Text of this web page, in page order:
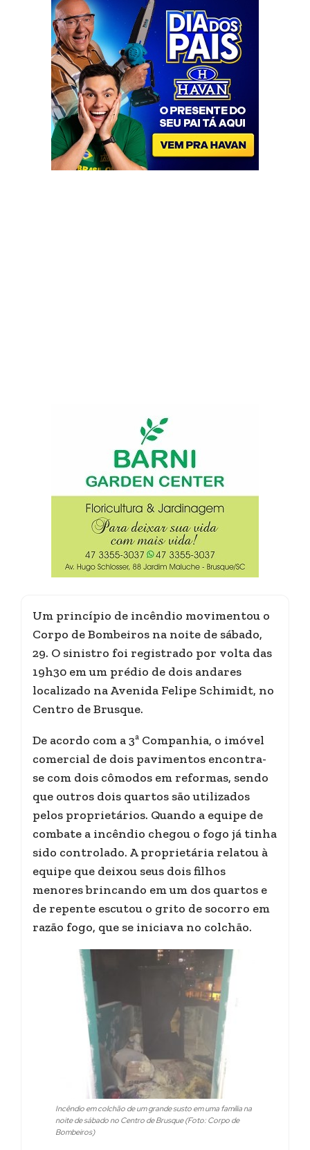
Um princípio de incêndio movimentou o
Corpo de Bombeiros na noite de sábado,
29. O sinistro foi registrado por volta das
19h30 em um prédio de dois andares
localizado na Avenida Felipe Schimidt, no
Centro de Brusque.
De acordo com a 3ª Companhia, o imóvel
comercial de dois pavimentos encontra-
se com dois cômodos em reformas, sendo
que outros dois quartos são utilizados
pelos proprietários. Quando a equipe de
combate a incêndio chegou o fogo já tinha
sido controlado. A proprietária relatou à
equipe que deixou seus dois filhos
menores brincando em um dos quartos e
de repente escutou o grito de socorro em
razão fogo, que se iniciava no colchão.
Incêndio em colchão de um grande susto em uma família na
noite de sábado no Centro de Brusque (Foto: Corpo de
Bombeiros)